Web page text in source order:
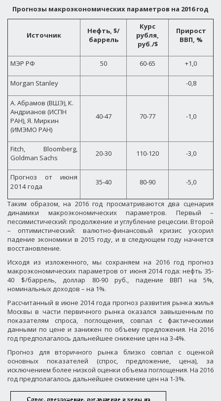
Прогнозы макроэкономических параметров на 2016 год
Источник
Нефть, $/
баррель
Курс
рубля,
руб./$
Прирост
ВВП, %
МЭР РФ 50 60-65 +1,0
Morgan Stanley -0,8
А. Абрамов (ВШЭ), К.
Андрианов (ИСПН
РАН), Я. Миркин
(ИМЭМО РАН)
40-47 70-77 -1,0
Fitch, Bloomberg,
Goldman Sachs
20-30 110-120 -3,0
Прогноз от июня
2014 года
35-40 80-90 -5,0
Таким образом, на 2016 год просматриваются два сценария
динамики макроэкономических параметров. Первый –
пессимистический: продолжение и углубление рецессии. Второй
– оптимистический: валютно-финансовый кризис ускорил
падение экономики в 2015 году, и в следующем году начнется
восстановление.
Исходя из изложенного, мы сохраняем на 2016 год прогноз
макроэкономических параметров от июня 2014 года: нефть 35-
40 $/баррель, доллар 80-90 руб., падение ВВП на 5%,
номинальных доходов – на 1%.
Рассчитанный в июне 2014 года прогноз развития рынка жилья
Москвы в части первичного рынка оказался завышенным по
показателям спроса, поглощения, совпал с фактическими
данными по цене и занижен по объему предложения. На 2016
год предполагалось дальнейшее снижение цен на 3-4%.
Прогноз для вторичного рынка близко совпал с оценкой
основных показателей (спрос, предложение, цена), за
исключением более низкой оценки объема поглощения. На 2016
год предполагалось дальнейшее снижение цен на 1-3%.